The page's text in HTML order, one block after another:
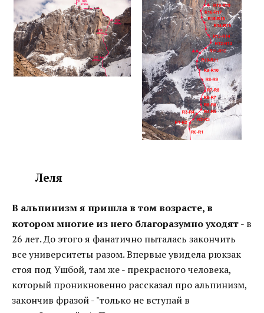
Леля
В альпинизм я пришла в том возрасте, в
котором многие из него благоразумно уходят- в
26 лет. До этого я фанатично пыталась закончить
все университеты разом. Впервые увидела рюкзак
стоя под Ушбой, там же - прекрасного человека,
который проникновенно рассказал про альпинизм,
закончив фразой - "только не вступай в